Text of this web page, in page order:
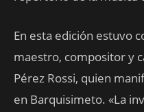
En esta edición estuvo
maestro, compositor y
Pérez Rossi, quien
en Barquisimeto. «La